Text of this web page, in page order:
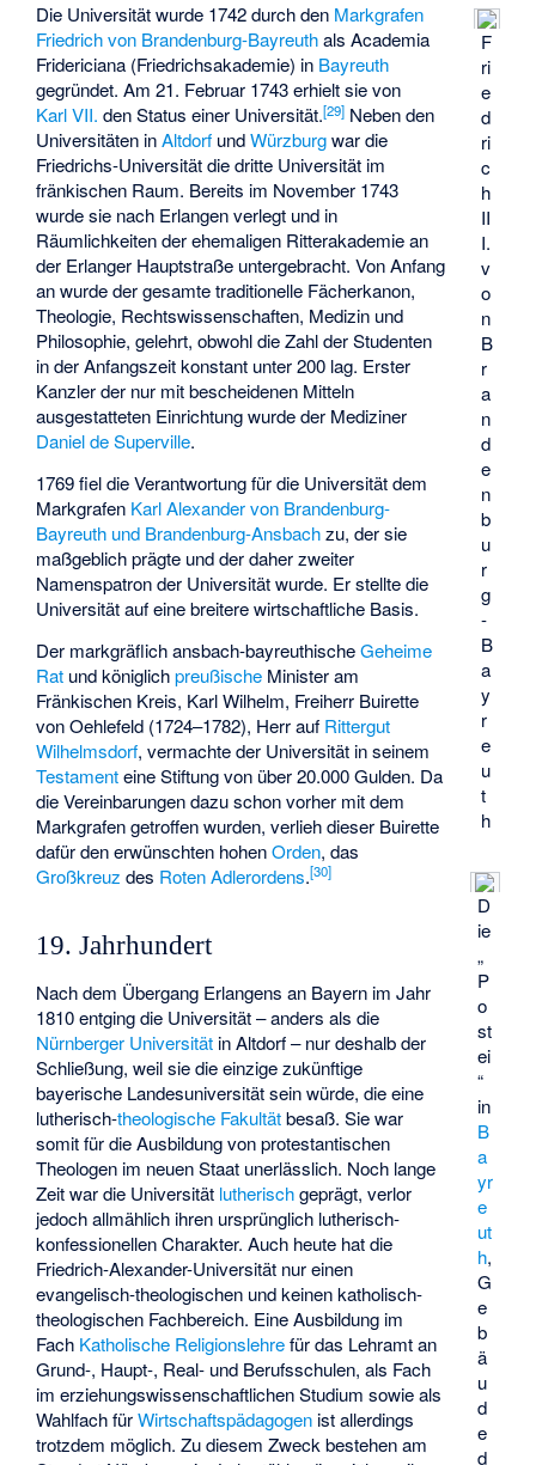
F
ri
e
d
ri
c
h
II
I.
v
o
n
B
r
a
n
d
e
n
b
u
r
g
-
B
a
y
r
e
u
t
h
D
ie
„
P
o
st
ei
“
in
B
a
yr
e
ut
h,
G
e
b
ä
u
d
e
d
Die Universität wurde 1742 durch den Markgrafen
Friedrich von Brandenburg-Bayreuthals Academia
Fridericiana (Friedrichsakademie) in Bayreuth
gegründet. Am 21. Februar 1743 erhielt sie von
Karl VII. den Status einer Universität.[29] Neben den
Universitäten inAltdorf undWürzburgwar die
Friedrichs-Universität die dritte Universität im
fränkischen Raum. Bereits im November 1743
wurde sie nach Erlangen verlegt und in
Räumlichkeiten der ehemaligen Ritterakademiean
der Erlanger Hauptstraße untergebracht. Von Anfang
an wurde der gesamte traditionelle Fächerkanon,
Theologie, Rechtswissenschaften, Medizin und
Philosophie, gelehrt, obwohl die Zahl der Studenten
in der Anfangszeit konstant unter 200 lag. Erster
Kanzler der nur mit bescheidenen Mitteln
ausgestatteten Einrichtung wurde der Mediziner
Daniel de Superville.
1769 fiel die Verantwortung für die Universität dem
Markgrafen Karl Alexander von Brandenburg-
Bayreuth und Brandenburg-Ansbachzu, der sie
maßgeblich prägte und der daher zweiter
Namenspatron der Universität wurde. Er stellte die
Universität auf eine breitere wirtschaftliche Basis.
Der markgräflich ansbach-bayreuthischeGeheime
Rat und königlichpreußische Minister am
Fränkischen Kreis, Karl Wilhelm, Freiherr Buirette
von Oehlefeld (1724–1782), Herr auf Rittergut
Wilhelmsdorf, vermachte der Universität in seinem
Testamenteine Stiftung von über 20.000 Gulden. Da
die Vereinbarungen dazu schon vorher mit dem
Markgrafen getroffen wurden, verlieh dieser Buirette
dafür den erwünschten hohenOrden, das
Großkreuz des Roten Adlerordens.[30]
19. Jahrhundert
Nach dem Übergang Erlangens an Bayern im Jahr
1810 entging die Universität – anders als die
Nürnberger Universität in Altdorf – nur deshalb der
Schließung, weil sie die einzige zukünftige
bayerische Landesuniversität sein würde, die eine
lutherisch-theologische Fakultätbesaß. Sie war
somit für die Ausbildung von protestantischen
Theologen im neuen Staat unerlässlich. Noch lange
Zeit war die Universität lutherischgeprägt, verlor
jedoch allmählich ihren ursprünglich lutherisch-
konfessionellen Charakter. Auch heute hat die
Friedrich-Alexander-Universität nur einen
evangelisch-theologischen und keinen katholisch-
theologischen Fachbereich. Eine Ausbildung im
Fach Katholische Religionslehrefür das Lehramt an
Grund-, Haupt-, Real- und Berufsschulen, als Fach
im erziehungswissenschaftlichen Studium sowie als
Wahlfach fürWirtschaftspädagogen ist allerdings
trotzdem möglich. Zu diesem Zweck bestehen am